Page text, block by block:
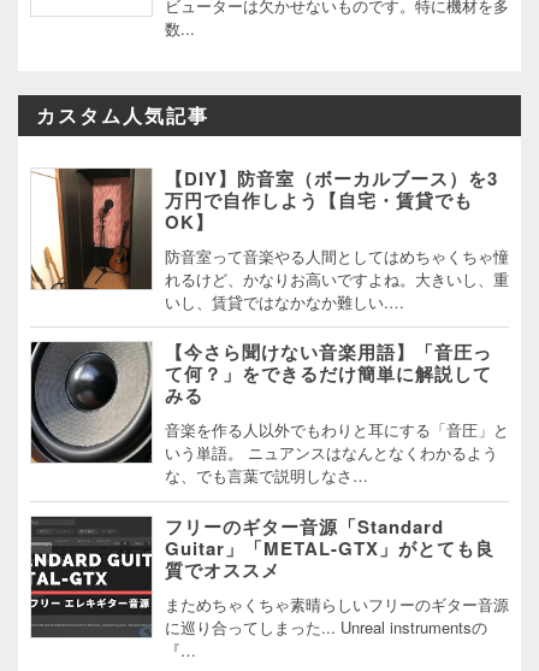
ビューターは欠かせないものです。特に機材を多
数...
カスタム人気記事
【DIY】防音室（ボーカルブース）を3
万円で自作しよう【自宅・賃貸でも
OK】
防音室って音楽やる人間としてはめちゃくちゃ憧
れるけど、かなりお高いですよね。大きいし、重
いし、賃貸ではなかなか難しい.…
【今さら聞けない音楽用語】「音圧っ
て何？」をできるだけ簡単に解説して
みる
音楽を作る人以外でもわりと耳にする「音圧」と
いう単語。 ニュアンスはなんとなくわかるよう
な、でも言葉で説明しなさ…
フリーのギター音源「Standard
Guitar」「METAL-GTX」がとても良
質でオススメ
まためちゃくちゃ素晴らしいフリーのギター音源
に巡り合ってしまった... Unreal instrumentsの
『…